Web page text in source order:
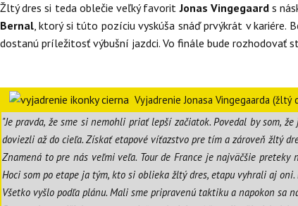
Žltý dres si teda oblečie veľký favoritJonas Vingegaards
Bernal, ktorý si túto pozíciu vyskúša snáď prvýkrát v kariére.
dostanú príležitosť výbušní jazdci. Vo finále bude rozhodovať
Vyjadrenie Jonasa Vingegaarda (žltý
"Je pravda, že sme si nemohli priať lepší začiatok. Povedal by som,
doviezli až do cieľa. Získať etapové víťazstvo pre tím a zároveň žltý
Znamená to pre nás veľmi veľa. Tour de France je najväčšie
Hoci som po etape ja tým, kto si oblieka žltý dres, etapu vyhrali aj
Všetko vyšlo podľa plánu. Mali sme pripravenú taktiku a napokon sa